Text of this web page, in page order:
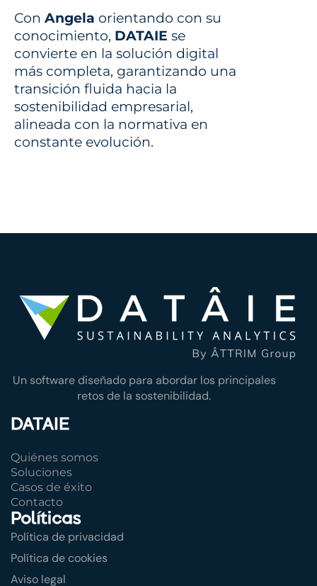
Con Angela orientando con su
conocimiento, DATAIE se
convierte en la solución digital
más completa, garantizando una
transición fluida hacia la
sostenibilidad empresarial,
alineada con la normativa en
constante evolución.
Un software diseñado para abordar los principales
retos de la sostenibilidad.
DATAIE
Quiénes somos
Soluciones
Casos de éxito
Contacto
Políticas
Política de privacidad
Política de cookies
Aviso legal